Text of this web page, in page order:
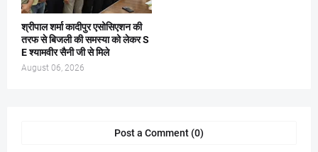
श्रीपाल शर्मा कादीपुर एसोसिएशन की
तरफ से बिजली की समस्या को लेकर S
E श्यामवीर सैनी जी से मिले
August 06, 2026
Post a Comment (0)